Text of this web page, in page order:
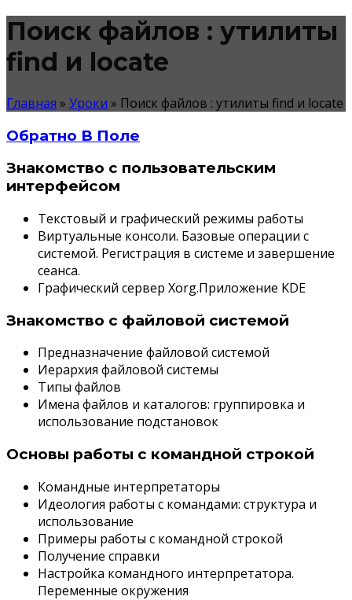
Поиск файлов : утилиты
find и locate
Главная » Уроки » Поиск файлов : утилиты find и locate
Обратно В Поле
Знакомство с пользовательским
интерфейсом
Текстовый и графический режимы работы
Виртуальные консоли. Базовые операции с
системой. Регистрация в системе и завершение
сеанса.
Графический сервер Xorg.Приложение KDE
Знакомство с файловой системой
Предназначение файловой системой
Иерархия файловой системы
Типы файлов
Имена файлов и каталогов: группировка и
использование подстановок
Основы работы с командной строкой
Командные интерпретаторы
Идеология работы с командами: структура и
использование
Примеры работы с командной строкой
Получение справки
Настройка командного интерпретатора.
Переменные окружения